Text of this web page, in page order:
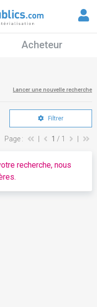
Acheteur
Lancer une nouvelle recherche
Filtrer
Page : 1 / 1
recherche, nous